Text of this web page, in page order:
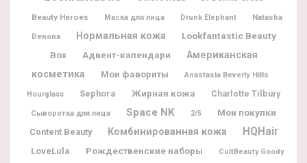
Beauty Heroes
Маска для лица Drunk Elephant
Natasha
Denona
Нормальная кожа
Lookfantastic Beauty
Box
Адвент-календари
Американская
косметика
Мои фавориты Anastasia Beverly Hills
Hourglass Sephora Жирная кожа Charlotte Tilbury
Сыворотка для лица Space NK 2/5 Мои покупки
Content Beauty Комбинированная кожа HQHair
LoveLula Рождественские наборы CultBeauty Goody